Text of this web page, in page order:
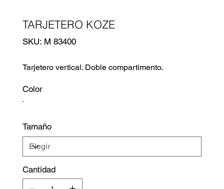
TARJETERO KOZE
SKU: SKU
M
M 83400
Tarjetero vertical. Doble compartimento.
Color
Tamaño
Cantidad